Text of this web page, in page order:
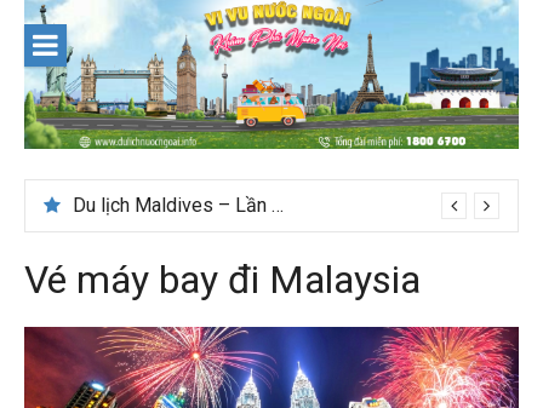
content
Du lịch Maldives – Lần đầu nên đi đâu, chơi gì?
Nên du lịch ở đâu ” giá tốt” dịp lễ quốc khánh 2/9
Vé máy bay đi Malaysia